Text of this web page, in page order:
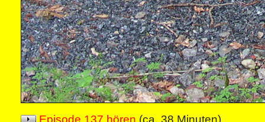
Episode 137 hören (ca. 38 Minuten)